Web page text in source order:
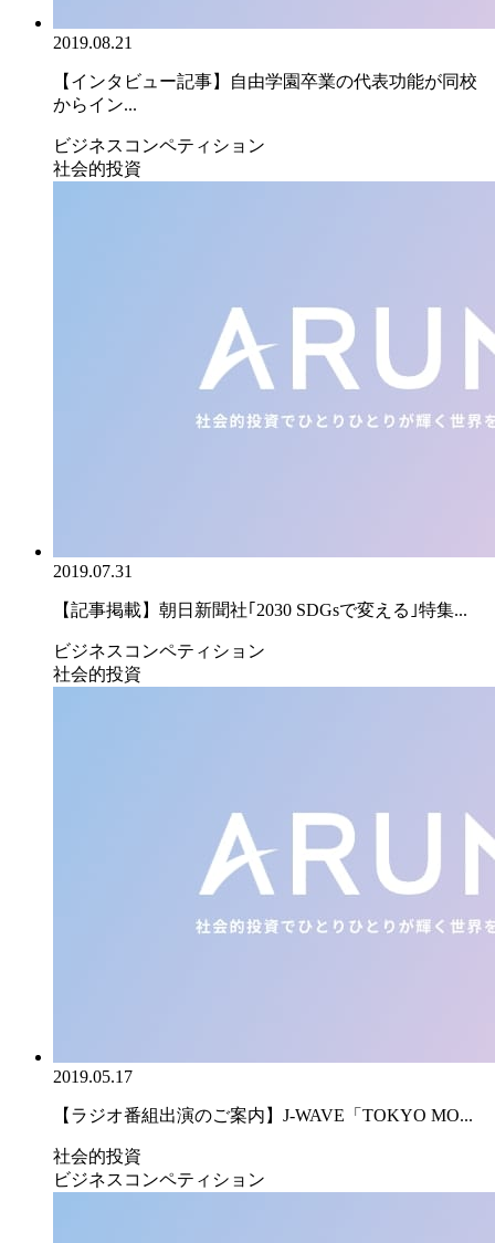
2019.08.21
【インタビュー記事】自由学園卒業の代表功能が同校
からイン...
ビジネスコンペティション
社会的投資
2019.07.31
【記事掲載】朝日新聞社｢2030 SDGsで変える｣特集...
ビジネスコンペティション
社会的投資
2019.05.17
【ラジオ番組出演のご案内】J-WAVE「TOKYO MO...
社会的投資
ビジネスコンペティション